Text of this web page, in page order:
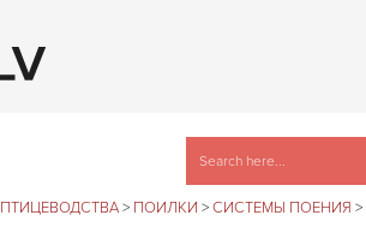
> ПОИЛКИ > СИСТЕМЫ ПОЕНИЯ >